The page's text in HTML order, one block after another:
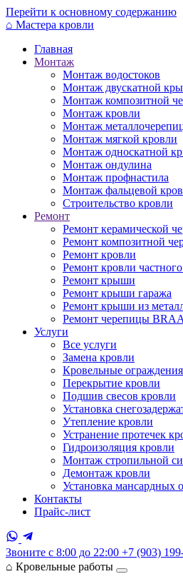
Перейти к основному содержанию
⌂ Мастера кровли
Главная
Монтаж
Монтаж водостоков
Монтаж двускатной
Монтаж композитной
Монтаж кровли
Монтаж
Монтаж мягкой кровли
Монтаж односкатной
Монтаж ондулина
Монтаж профнастила
Монтаж фальцевой
Строительство кровли
Ремонт
Ремонт керамической
Ремонт композитной
Ремонт кровли
Ремонт кровли
Ремонт крыши
Ремонт крыши гаража
Ремонт крыши из
Ремонт черепицы
Услуги
Все услуги
Замена кровли
Кровельные ограждения
Перекрытие кровли
Подшив свесов кровли
Установка
Утепление кровли
Устранение протечек
Гидроизоляция кровли
Монтаж стропильной
Демонтаж кровли
Установка мансардных
Контакты
Прайс-лист
Звоните с 8:00 до 22:00 +7 (903)
⌂ Кровельные работы